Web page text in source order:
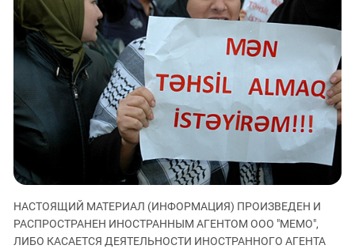
ЗАСТАВЛЯЕТ
КАВКАЗ ЗА ПАЛЕСТИНУ
ИНАКОМЫСЛИЕ В ЧЕЧНЕ
ПРЕСЛЕДОВАНИЕ АКТИВИСТОВ
МОБИЛИЗАЦИЯ И ПРОТЕСТЫ
Дагестан
Ингушетия
Кабардино-Балкария
Калмыкия
Карачаево-Черкесия
Краснодарский край
Российская Федерация
Ростовская область
НАСТОЯЩИЙ МАТЕРИАЛ (ИНФОРМАЦИЯ) ПРОИЗВЕДЕН И
РАСПРОСТРАНЕН ИНОСТРАННЫМ АГЕНТОМ ООО "МЕМО",
ЛИБО КАСАЕТСЯ ДЕЯТЕЛЬНОСТИ ИНОСТРАННОГО АГЕНТА